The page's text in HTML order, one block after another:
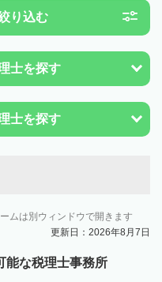
り込む
士を探す
士を探す
ムは別ウィンドウで開きます
更新日：2026年8月7日
能な税理士事務所